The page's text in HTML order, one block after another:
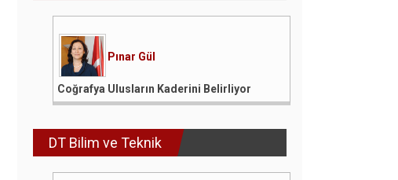
Pınar Gül
Coğrafya Ulusların Kaderini Belirliyor
DT Bilim ve Teknik